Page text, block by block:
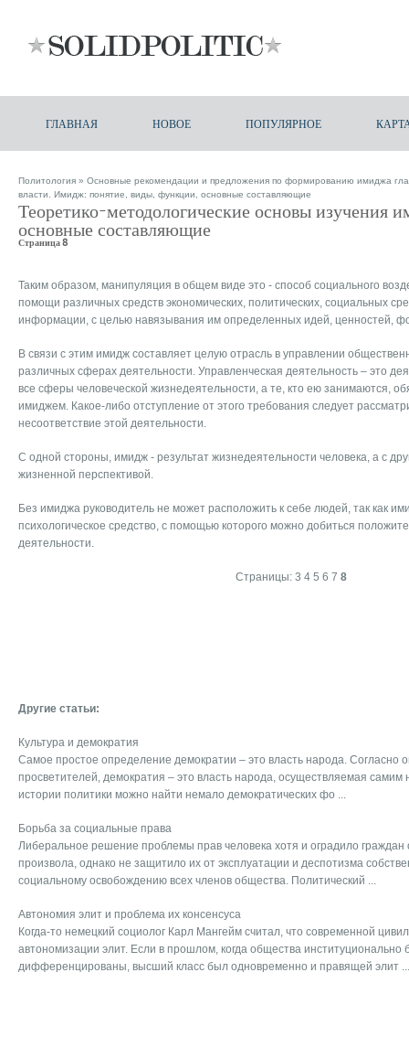
ГЛАВНАЯ НОВОЕ ПОПУЛЯРНОЕ
Политология » Основные рекомендации и предложения по формированию имиджа
власти. Имидж: понятие, виды, функции, основные составляющие
Теоретико-методологические основы
основные составляющие
Страница 8
Таким образом, манипуляция в общем виде это - способ социального
помощи различных средств экономических, политических, социальных
информации, с целью навязывания им определенных идей, ценностей,
В связи с этим имидж составляет целую отрасль в управлении
различных сферах деятельности. Управленческая деятельность – это
все сферы человеческой жизнедеятельности, а те, кто ею занимаются,
имиджем. Какое-либо отступление от этого требования следует
несоответствие этой деятельности.
С одной стороны, имидж - результат жизнедеятельности человека, а с
жизненной перспективой.
Без имиджа руководитель не может расположить к себе людей, так как
психологическое средство, с помощью которого можно добиться
деятельности.
Страницы: 3 4 5 6 7 8
Другие статьи:
Культура и демократия
Самое простое определение демократии – это власть народа. Согласно
просветителей, демократия – это власть народа, осуществляемая
истории политики можно найти немало демократических фо ...
Борьба за социальные права
Либеральное решение проблемы прав человека хотя и оградило граждан
произвола, однако не защитило их от эксплуатации и деспотизма
социальному освобождению всех членов общества. Политический ...
Автономия элит и проблема их консенсуса
Когда-то немецкий социолог Карл Мангейм считал, что современной
автономизации элит. Если в прошлом, когда общества институционально
дифференцированы, высший класс был одновременно и правящей элит ...